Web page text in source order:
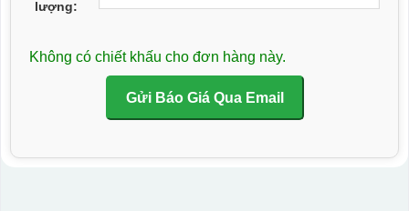
lượng:
Không có chiết khấu cho đơn hàng này.
Gửi Báo Giá Qua Email